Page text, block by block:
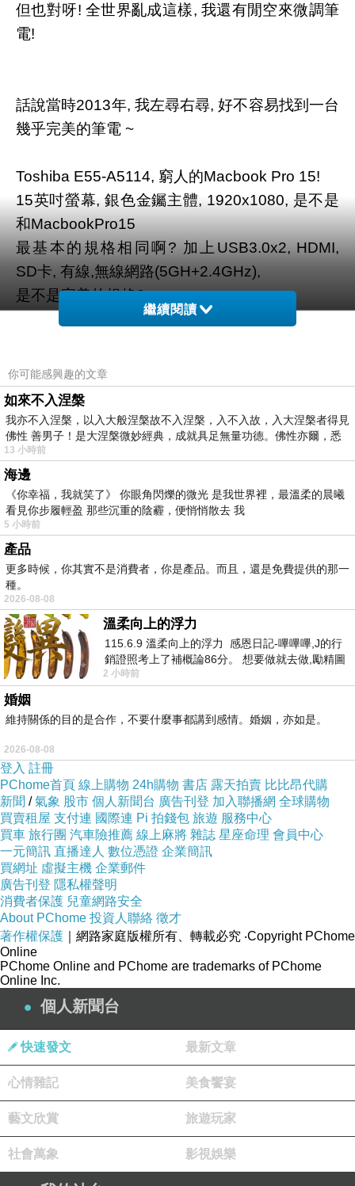
但也對呀! 全世界亂成這樣, 我還有閒空來微調筆
電!
話說當時2013年, 我左尋右尋, 好不容易找到一台
幾乎完美的筆電 ~
Toshiba E55-A5114, 窮人的Macbook Pro 15!
15英吋螢幕, 銀色金钃主體, 1920x1080, 是不是
和MacbookPro15
最基本的規格相同啊? 加上USB3.0x2, HDMI,
SD卡, 有線,無線網路(5GH+2.4GHz),
是不是完美的規格?
Toshiba低於US$800.
但是可能嗎? Toshiba E55能贏過MacbookPro15
嗎?
當然沒有! 在E55上打字手腕感覺得到尖銳的邊,
E55的Intel i5-4200U 超慢的, 動沒兩下就感覺到
底部很燙.
所以這台筆電買後很少用, 因為公司配的筆電都
比較好用.
昨天剛好有空, 想說反正這台早就過了保固期, 死
馬當活馬醫.
打開筆電的底盤, 卸下風扇和散熱片的螺絲, 散熱
片一拿起來,
難怪這台那麼容易發熱, 難怪跑起來那麼慢,
原來東芝原廠散熱膏塗太多, 都滿出來跑到旁邊
的電路上.
擦乾淨後, 塗上Artic Silver5 散熱膏, 裝好, ta da!
溫度降了差不多十度C.
馬馬虎虎, 能用就好.
碰上COVID19全世界都變了.
這幾個月待在家裡上班, 想吃大餐叫外帶, 材買也
上網請代購的人送到家裡.
頭髮~自己剪!
上網買的衛生紙有些沒寄到, 賣方也很阿莎力的
退款.
上一篇：
下一篇：
繼續閱讀
你可能感興趣的文章
如來不入涅槃
我亦不入涅槃，以入大般涅槃故不入涅槃，入不入故，入大涅槃者得見
佛性 善男子！是大涅槃微妙經典，成就具足無量功德。佛性亦爾，悉
13 小時前
海邊
《你幸福，我就笑了》 你眼角閃爍的微光 是我世界裡，最溫柔的晨曦
看見你步履輕盈 那些沉重的陰霾，便悄悄散去 我
5 小時前
產品
更多時候，你其實不是消費者，你是產品。而且，還是免費提供的那一
種。
2026-08-08
溫柔向上的浮力
115.6.9 溫柔向上的浮力 感恩日記-嗶嗶嗶,J的行
銷證照考上了補概論86分。 想要做就去做,勵精圖
治大成功,也是表法,堅持和努力
2 小時前
婚姻
維持關係的目的是合作，不要什麼事都講到感情。婚姻，亦如是。
2026-08-08
登入 註冊
PChome首頁 線上購物 24h購物 書店 露天拍賣 比比昂代購
新聞 /氣象 股市 個人新聞台 廣告刊登 加入聯播網 全球購物
買賣租屋 支付連 國際連 Pi 拍錢包 旅遊 服務中心
買車 旅行團 汽車險推薦 線上麻將 雜誌 星座命理 會員中心
一元簡訊 直播達人 數位憑證 企業簡訊
買網址 虛擬主機 企業郵件
廣告刊登 隱私權聲明
消費者保護 兒童網路安全
About PChome 投資人聯絡 徵才
著作權保護 ｜網路家庭版權所有、轉載必究 ‧Copyright PChome
Online
PChome Online and PChome are trademarks of PChome
Online Inc.
個人新聞台
快速發文 最新文章
心情雜記 美食饗宴
藝文欣賞 旅遊玩家
社會萬象 影視娛樂